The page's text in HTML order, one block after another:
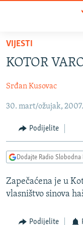
Pređite
glavni
Pređite
na
navigaciju
Pređite
na
pretragu
SRBIJA
KOSOVO
CRNA GORA
VIZUELNO
VIDEO
FOTOGALERIJE
INFOGRAFIKE
PODCASTI
RAT U UKRAJINI
KINA NA BALKANU
RSE PRIČE IZ
VIJESTI
KOTOR
Srđan Kusovac
30. mart/ožujak, 2007.
Podijelite
Dodajte Radio
Zapečaćena je u
vlasništvo sinova
Podijelite